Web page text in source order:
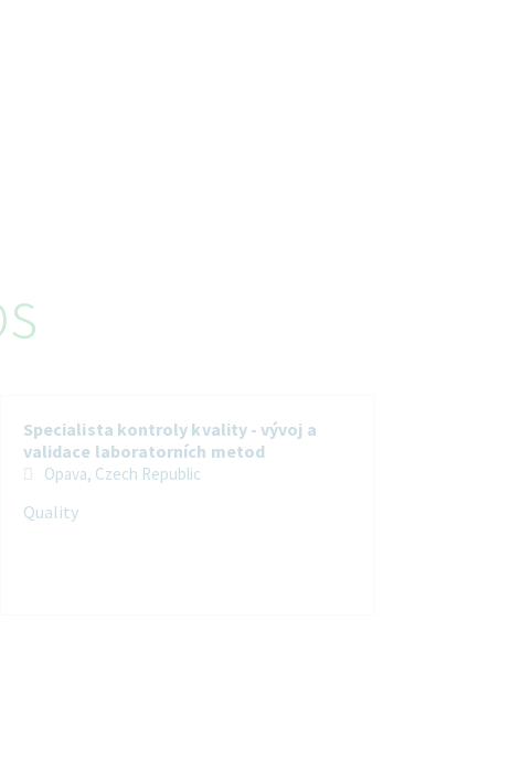
Specialista kontroly kvality - vývoj a
validace laboratorních metod
Opava, Czech Republic
Quality